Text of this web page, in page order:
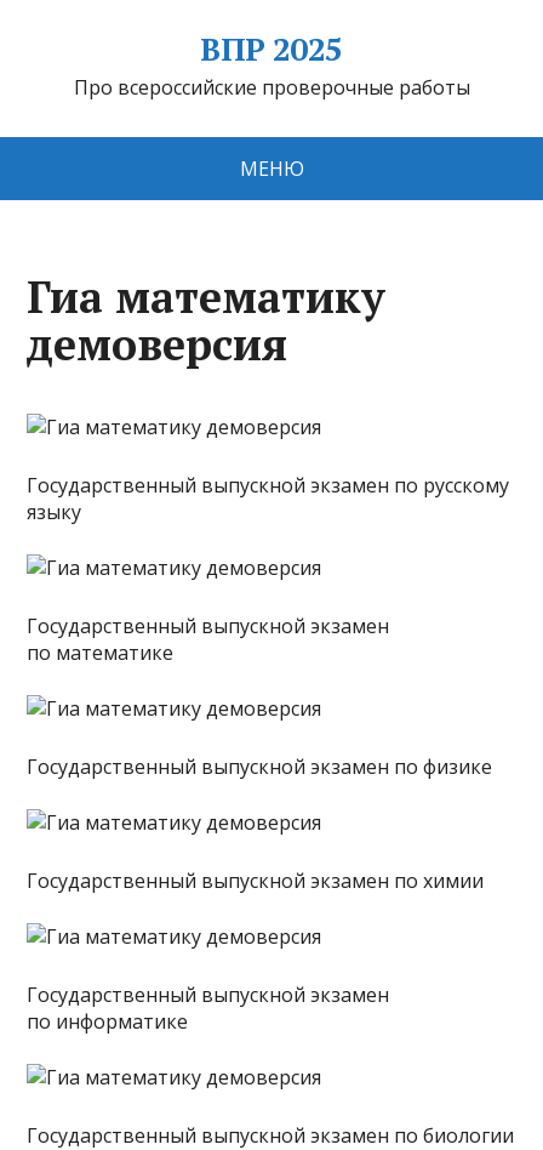
ВПР 2025
Про всероссийские проверочные работы
МЕНЮ
Гиа математику
демоверсия
Государственный выпускной экзамен по русскому
языку
Государственный выпускной экзамен
по математике
Государственный выпускной экзамен по физике
Государственный выпускной экзамен по химии
Государственный выпускной экзамен
по информатике
Государственный выпускной экзамен по биологии